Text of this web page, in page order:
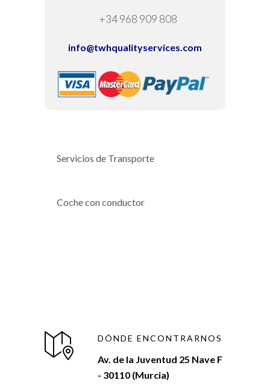
+34 968 909 808
info@twhqualityservices.com
Servicios de Transporte
Coche con conductor
DÓNDE ENCONTRARNOS
Av. de la Juventud 25 Nave F
- 30110 (Murcia)